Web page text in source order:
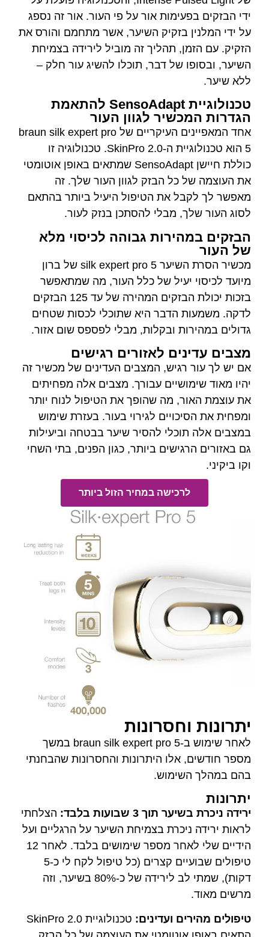
אור על פי העור. אור זה נספג
בזקיק השיער, אשר מתחמם והורס את
תהליך זה מוביל לירידה בצמיחת
של דבר, תוכלו להשיג עור חלק –
טכנולוגיית SensoAdapt להתאמת
לגוון העור
אחד המאפיינים העיקריים של braun silk expert pro
5 הוא טכנולוגיית ה-SkinPro 2.0. טכנולוגיה זו
כוללת חיישן SensoAdapt שמתאים באופן אוטומטי
הבזק לגוון העור שלך. זה
את הטיפול היעיל ביותר בהתאם
מבלי להסתכן בנזק לעור.
גבוהה לכיסוי מלא
מכשיר הסרת השיער silk expert pro 5 של ברון
יעיל של כלל העור, מה שמתאפשר
בזכות יכולת הבזקים המהירה של עד 125 הבזקים
הדבר היא שתוכלי לכסות שטחים
ובקלות, מבלי לפספס שום אזור.
לאזורים רגישים
המצבים העדינים של מכשיר זה
עבורך. מצבים אלה מפחיתים
מה שהופך את הטיפול לנוח יותר
לגירוי בעור. בעזרת שימוש
להסיר שיער בבטחה וביעילות
ביותר, כגון הפנים, בתי השחי
במחיר הזול ביותר
לאחר שימוש ב-braun silk expert pro 5 במשך
היתרונות והחסרונות שהבחנתי
3 שבועות בלבד:
הצלחתי
בצמיחת השיער על הרגליים ועל
הידיים שלי לאחר מספר שימושים בלבד. לאחר 12
טיפולים שבועיים קצרים (כל טיפול לקח לי כ-5
דקות), שמתי לב לירידה של כ-80% בשיער, וזה
ועדינים:
טכנולוגיית SkinPro 2.0